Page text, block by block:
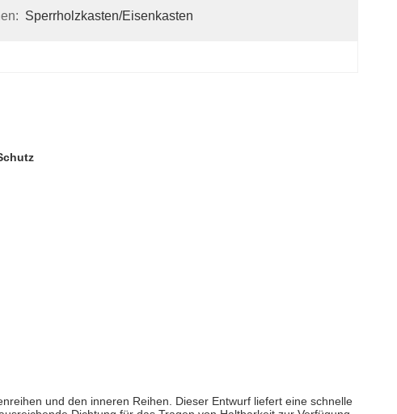
Sperrholzkasten/Eisenkasten
und den inneren Reihen. Dieser Entwurf liefert eine schnelle